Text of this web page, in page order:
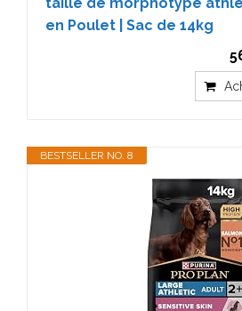
en Poulet | Sac de 14kg
BESTSELLER NO. 8